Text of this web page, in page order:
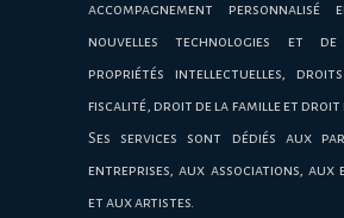
accompagnement
nouvelles technologies et de
propriétés intellectuelles,
fiscalité, droit de la famille et droit
Ses services sont dédiés aux
entreprises, aux associations, aux
et aux artistes.